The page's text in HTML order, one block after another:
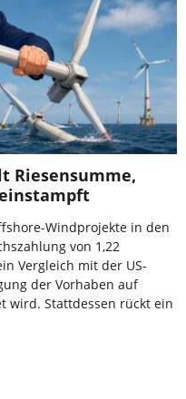
Riesensumme,
Windprojekte in den
von 1,22
Vergleich mit der US-
der Vorhaben auf
wird. Stattdessen rückt ein